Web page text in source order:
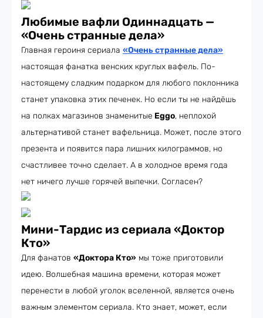
Любимые вафли Одиннадцать —
«Очень странные дела»
Главная героиня сериала «Очень странные дела»
настоящая фанатка венских круглых вафель. По-
настоящему сладким подарком для любого поклонника
станет упаковка этих печенек. Но если ты не найдёшь
на полках магазинов знаменитые Eggo, неплохой
альтернативой станет вафельница. Может, после этого
презента и появится пара лишних килограммов, но
счастливее точно сделает. А в холодное время года
нет ничего лучше горячей выпечки. Согласен?
Мини-Тардис из сериала «Доктор
Кто»
Для фанатов «Доктора Кто» мы тоже приготовили
идею. Волшебная машина времени, которая может
перенести в любой уголок вселенной, является очень
важным элементом сериала. Кто знает, может, если